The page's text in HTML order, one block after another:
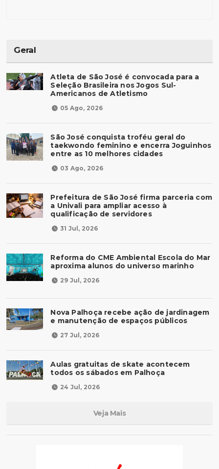
Geral
Atleta de São José é convocada para a
Seleção Brasileira nos Jogos Sul-
Americanos de Atletismo
05 Ago, 2026
São José conquista troféu geral do
taekwondo feminino e encerra Joguinhos
entre as 10 melhores cidades
03 Ago, 2026
Prefeitura de São José firma parceria com
a Univali para ampliar acesso à
qualificação de servidores
31 Jul, 2026
Reforma do CME Ambiental Escola do Mar
aproxima alunos do universo marinho
29 Jul, 2026
Nova Palhoça recebe ação de jardinagem
e manutenção de espaços públicos
27 Jul, 2026
Aulas gratuitas de skate acontecem
todos os sábados em Palhoça
24 Jul, 2026
Veja Mais